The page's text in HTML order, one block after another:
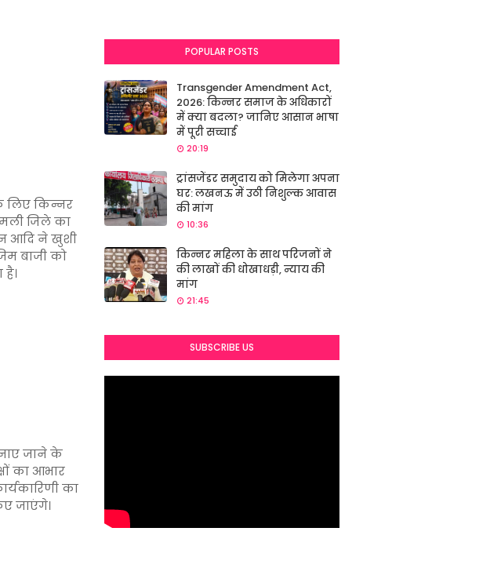
लिए किन्नर
जिले का
आदि ने खुशी
बाजी को
है।
जाने के
का आभार
का
जाएंगे।
POPULAR POSTS
Transgender Amendment Act,
2026: किन्नर समाज के अधिकारों
में क्या बदला? जानिए आसान भाषा
में पूरी सच्चाई
20:19
ट्रांसजेंडर समुदाय को मिलेगा अपना
घर: लखनऊ में उठी निशुल्क आवास
की मांग
10:36
किन्नर महिला के साथ परिजनों ने
की लाखों की धोखाधड़ी, न्याय की
मांग
21:45
SUBSCRIBE US